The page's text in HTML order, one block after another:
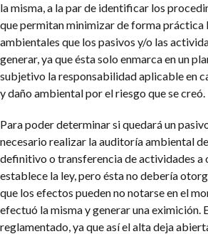
la misma, a la par de identificar los
que permitan minimizar de forma práctica
ambientales que los pasivos y/o las
generar, ya que ésta solo enmarca en un
subjetivo la responsabilidad aplicable en
y daño ambiental por el riesgo que se creó.
Para poder determinar si quedará un
necesario realizar la auditoría ambiental
definitivo o transferencia de actividades
establece la ley, pero ésta no debería
que los efectos pueden no notarse en el
efectuó la misma y generar una eximición.
reglamentado, ya que así el alta deja